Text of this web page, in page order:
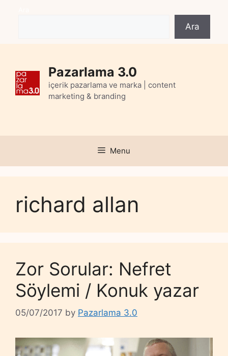
Ara
Pazarlama 3.0
içerik pazarlama ve marka | content
marketing & branding
Menu
richard allan
Zor Sorular: Nefret
Söylemi / Konuk yazar
05/07/2017 by Pazarlama 3.0